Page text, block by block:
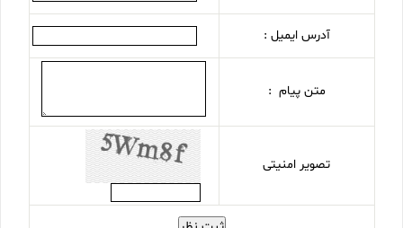
آدرس ایمیل :
متن پیام :
تصویر امنیتی